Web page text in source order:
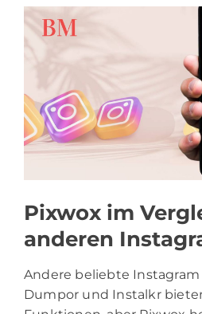
Pixwox im
anderen
Andere beliebte
Dumpor und Instalkr